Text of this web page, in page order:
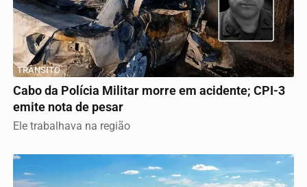
TRÂNSITO
Cabo da Polícia Militar morre em acidente; CPI-3
emite nota de pesar
Ele trabalhava na região